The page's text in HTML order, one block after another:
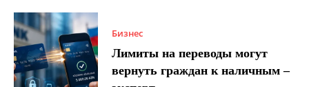
Бизнес
Лимиты на переводы могут
вернуть граждан к наличным –